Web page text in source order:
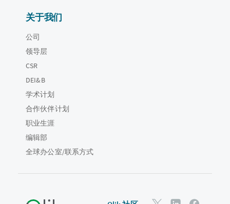
关于我们
公司
领导层
CSR
DEI&B
学术计划
合作伙伴计划
职业生涯
编辑部
全球办公室/联系方式